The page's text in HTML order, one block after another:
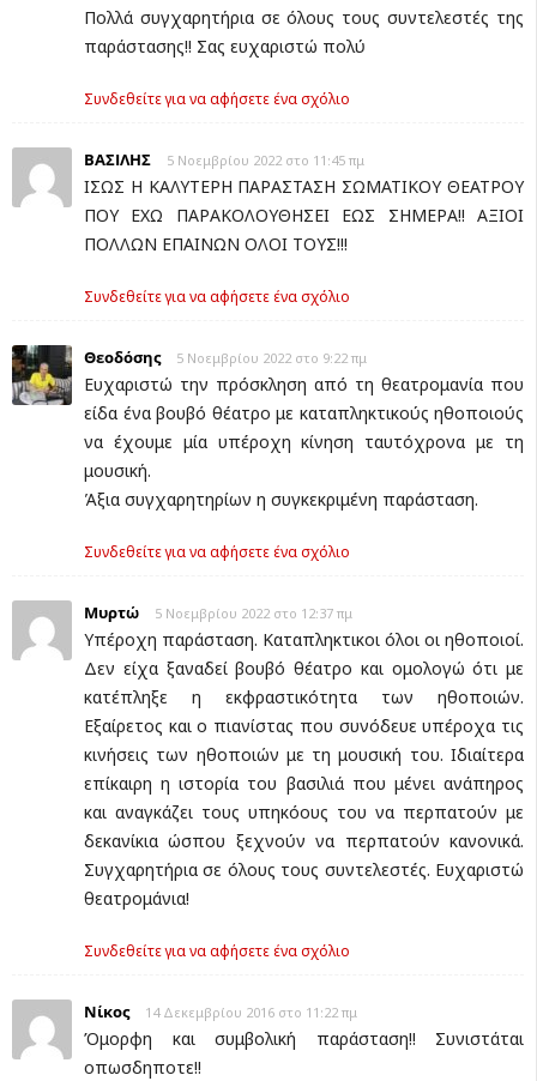
Πολλά συγχαρητήρια σε όλους τους συντελεστές της
παράστασης!! Σας ευχαριστώ πολύ
Συνδεθείτε για να αφήσετε ένα σχόλιο
ΒΑΣΙΛΗΣ 5 Νοεμβρίου 2022 στο 11:45 πμ
ΙΣΩΣ Η ΚΑΛΥΤΕΡΗ ΠΑΡΑΣΤΑΣΗ ΣΩΜΑΤΙΚΟΥ ΘΕΑΤΡΟΥ
ΠΟΥ ΕΧΩ ΠΑΡΑΚΟΛΟΥΘΗΣΕΙ ΕΩΣ ΣΗΜΕΡΑ!! ΑΞΙΟΙ
ΠΟΛΛΩΝ ΕΠΑΙΝΩΝ ΟΛΟΙ ΤΟΥΣ!!!
Συνδεθείτε για να αφήσετε ένα σχόλιο
Θεοδόσης 5 Νοεμβρίου 2022 στο 9:22 πμ
Ευχαριστώ την πρόσκληση από τη θεατρομανία που
είδα ένα βουβό θέατρο με καταπληκτικούς ηθοποιούς
να έχουμε μία υπέροχη κίνηση ταυτόχρονα με τη
μουσική.
Άξια συγχαρητηρίων η συγκεκριμένη παράσταση.
Συνδεθείτε για να αφήσετε ένα σχόλιο
Μυρτώ 5 Νοεμβρίου 2022 στο 12:37 πμ
Υπέροχη παράσταση. Καταπληκτικοι όλοι οι ηθοποιοί.
Δεν είχα ξαναδεί βουβό θέατρο και ομολογώ ότι με
κατέπληξε η εκφραστικότητα των ηθοποιών.
Εξαίρετος και ο πιανίστας που συνόδευε υπέροχα τις
κινήσεις των ηθοποιών με τη μουσική του. Ιδιαίτερα
επίκαιρη η ιστορία του βασιλιά που μένει ανάπηρος
και αναγκάζει τους υπηκόους του να περπατούν με
δεκανίκια ώσπου ξεχνούν να περπατούν κανονικά.
Συγχαρητήρια σε όλους τους συντελεστές. Ευχαριστώ
θεατρομάνια!
Συνδεθείτε για να αφήσετε ένα σχόλιο
Νίκος 14 Δεκεμβρίου 2016 στο 11:22 πμ
Όμορφη και συμβολική παράσταση!! Συνιστάται
οπωσδηποτε!!